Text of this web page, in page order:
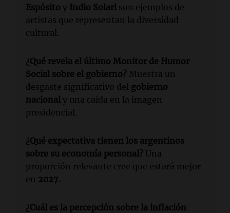
Espósito y Indio Solari son ejemplos de
artistas que representan la diversidad
cultural.
¿Qué revela el último Monitor de Humor
Social sobre el gobierno? Muestra un
desgaste significativo del gobierno
nacional y una caída en la imagen
presidencial.
¿Qué expectativa tienen los argentinos
sobre su economía personal? Una
proporción relevante cree que estará mejor
en 2027.
¿Cuál es la percepción sobre la inflación